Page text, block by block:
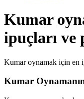
Kumar
ipuçları ve
Kumar oynamak için en
Kumar